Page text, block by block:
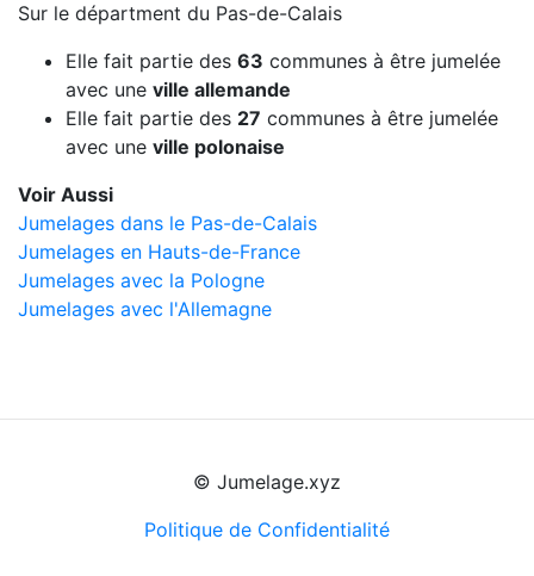
Sur le départment du Pas-de-Calais
Elle fait partie des 63 communes à être jumelée
avec une ville allemande
Elle fait partie des 27 communes à être jumelée
avec une ville polonaise
Voir Aussi
Jumelages dans le Pas-de-Calais
Jumelages en Hauts-de-France
Jumelages avec la Pologne
Jumelages avec l'Allemagne
© Jumelage.xyz
Politique de Confidentialité